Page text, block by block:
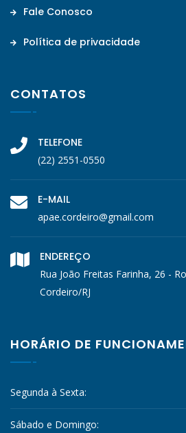
Fale Conosco
Política de privacidade
CONTATOS
TELEFONE
(22) 2551-0550
E-MAIL
apae.cordeiro@gmail.com
ENDEREÇO
Rua João Freitas Farinha, 26 -
Cordeiro/RJ
HORÁRIO DE
Segunda à Sexta:
Sábado e Domingo: